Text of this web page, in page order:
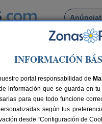
Busca por pueblo
INFORMACIÓN
portal responsabilidad de
información que se guarda en
para que todo funcione
según tus
desde “Configuración de